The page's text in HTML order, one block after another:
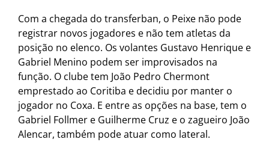
Com a chegada do transferban, o Peixe não pode
registrar novos jogadores e não tem atletas da
posição no elenco. Os volantes Gustavo Henrique e
Gabriel Menino podem ser improvisados na
função. O clube tem João Pedro Chermont
emprestado ao Coritiba e decidiu por manter o
jogador no Coxa. E entre as opções na base, tem o
Gabriel Follmer e Guilherme Cruz e o zagueiro João
Alencar, também pode atuar como lateral.